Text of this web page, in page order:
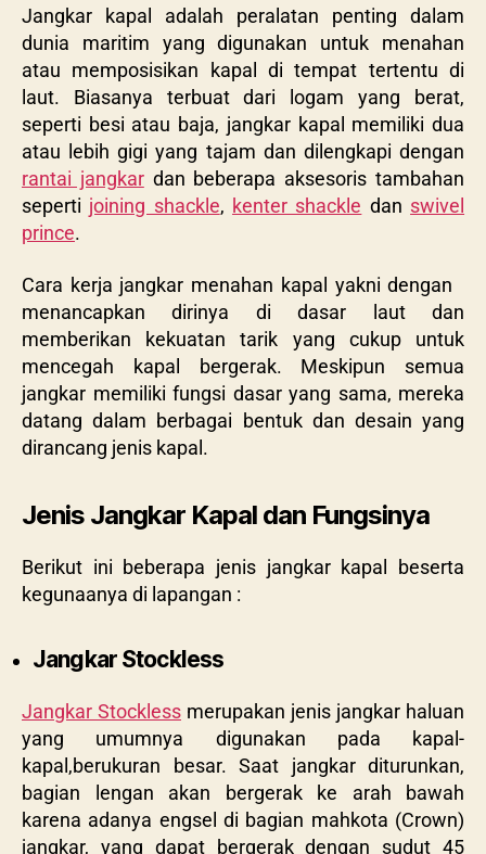
Jangkar kapal adalah peralatan penting dalam
dunia maritim yang digunakan untuk menahan
atau memposisikan kapal di tempat tertentu di
laut. Biasanya terbuat dari logam yang berat,
seperti besi atau baja, jangkar kapal memiliki dua
atau lebih gigi yang tajam dan dilengkapi dengan
rantai jangkardan beberapa aksesoris tambahan
seperti joining shackle, kenter shackle dan swivel
prince.
Cara kerja jangkar menahan kapal yakni dengan
menancapkan dirinya di dasar laut dan
memberikan kekuatan tarik yang cukup untuk
mencegah kapal bergerak. Meskipun semua
jangkar memiliki fungsi dasar yang sama, mereka
datang dalam berbagai bentuk dan desain yang
dirancang jenis kapal.
Jenis Jangkar Kapal dan Fungsinya
Berikut ini beberapa jenis jangkar kapal beserta
kegunaanya di lapangan :
Jangkar Stockless
Jangkar Stockless merupakan jenis jangkar haluan
yang umumnya digunakan pada kapal-
kapal,berukuran besar. Saat jangkar diturunkan,
bagian lengan akan bergerak ke arah bawah
karena adanya engsel di bagian mahkota (Crown)
jangkar, yang dapat bergerak dengan sudut 45